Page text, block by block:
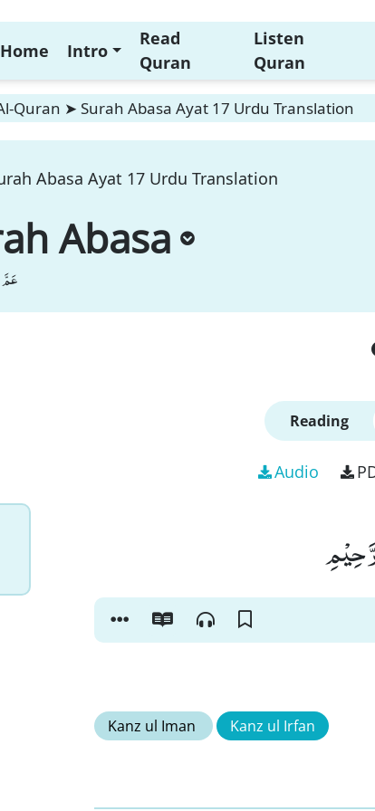
Home Intro
Read
Quran
Listen
Quran
Quran ➤ Surah Abasa Ayat 17 Urdu Translation
Abasa Ayat 17 Urdu Translation
Abasa
عَمَّ
Reading
Audio
Kanz ul Iman Kanz ul Irfan